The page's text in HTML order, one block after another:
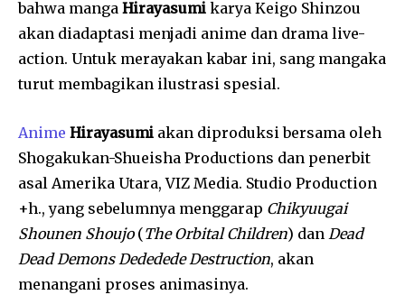
bahwa manga Hirayasumi karya Keigo Shinzou
akan diadaptasi menjadi anime dan drama live-
action. Untuk merayakan kabar ini, sang mangaka
turut membagikan ilustrasi spesial.
Anime Hirayasumi akan diproduksi bersama oleh
Shogakukan-Shueisha Productions dan penerbit
asal Amerika Utara, VIZ Media. Studio Production
+h., yang sebelumnya menggarap Chikyuugai
Shounen Shoujo(The Orbital Children) dan Dead
Dead Demons Dededede Destruction, akan
menangani proses animasinya.